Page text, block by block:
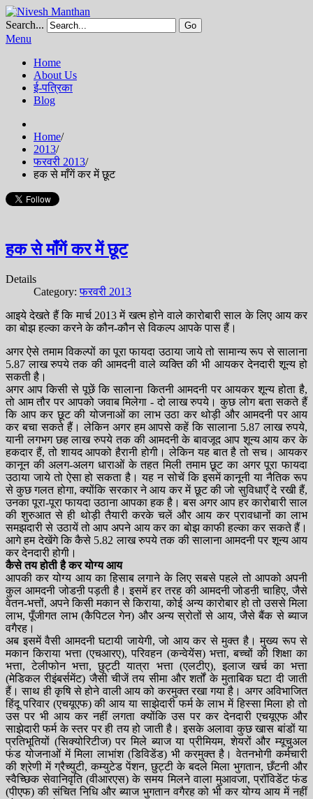
Search... Go
Menu
Home
About Us
ई-पत्रिका
Blog
Home/
2013/
फरवरी 2013/
हक से माँगें कर में छूट
हक से माँगें कर में छूट
Details
Category:फरवरी 2013
आइये देखते हैं कि मार्च 2013 में खत्म होने वाले कारोबारी साल के लिए आय कर
का बोझ हल्का करने के कौन-कौन से विकल्प आपके पास हैं।
अगर ऐसे तमाम विकल्पों का पूरा फायदा उठाया जाये तो सामान्य रूप से सालाना
5.87 लाख रुपये तक की आमदनी वाले व्यक्ति की भी आयकर देनदारी शून्य हो
सकती है।
अगर आप किसी से पूछें कि सालाना कितनी आमदनी पर आयकर शून्य होता है,
तो आम तौर पर आपको जवाब मिलेगा - दो लाख रुपये। कुछ लोग बता सकते हैं
कि आप कर छूट की योजनाओं का लाभ उठा कर थोड़ी और आमदनी पर आय
कर बचा सकते हैं। लेकिन अगर हम आपसे कहें कि सालाना 5.87 लाख रुपये,
यानी लगभग छह लाख रुपये तक की आमदनी के बावजूद आप शून्य आय कर के
हकदार हैं, तो शायद आपको हैरानी होगी। लेकिन यह बात है तो सच। आयकर
कानून की अलग-अलग धाराओं के तहत मिली तमाम छूट का अगर पूरा फायदा
उठाया जाये तो ऐसा हो सकता है। यह न सोचें कि इसमें कानूनी या नैतिक रूप
से कुछ गलत होगा, क्योंकि सरकार ने आय कर में छूट की जो सुविधाएँ दे रखी हैं,
उनका पूरा-पूरा फायदा उठाना आपका हक है। बस अगर आप हर कारोबारी साल
की शुरुआत से ही थोड़ी तैयारी करके चलें और आय कर प्रावधानों का लाभ
समझदारी से उठायें तो आप अपने आय कर का बोझ काफी हल्का कर सकते हैं।
आगे हम देखेंगे कि कैसे 5.82 लाख रुपये तक की सालाना आमदनी पर शून्य आय
कर देनदारी होगी।
कैसे तय होती है कर योग्य आय
आपकी कर योग्य आय का हिसाब लगाने के लिए सबसे पहले तो आपको अपनी
कुल आमदनी जोडऩी पड़ती है। इसमें हर तरह की आमदनी जोडऩी चाहिए, जैसे
वेतन-भत्तों, अपने किसी मकान से किराया, कोई अन्य कारोबार हो तो उससे मिला
लाभ, पूँजीगत लाभ (कैपिटल गेन) और अन्य स्रोतों से आय, जैसे बैंक से ब्याज
वगैरह।
अब इसमें वैसी आमदनी घटायी जायेगी, जो आय कर से मुक्त है। मुख्य रूप से
मकान किराया भत्ता (एचआरए), परिवहन (कन्वेयेंस) भत्ता, बच्चों की शिक्षा का
भत्ता, टेलीफोन भत्ता, छुट्टी यात्रा भत्ता (एलटीए), इलाज खर्च का भत्ता
(मेडिकल रीइंबर्समेंट) जैसी चीजें तय सीमा और शर्तों के मुताबिक घटा दी जाती
हैं। साथ ही कृषि से होने वाली आय को करमुक्त रखा गया है। अगर अविभाजित
हिंदू परिवार (एचयूएफ) की आय या साझेदारी फर्म के लाभ में हिस्सा मिला हो तो
उस पर भी आय कर नहीं लगता क्योंकि उस पर कर देनदारी एचयूएफ और
साझेदारी फर्म के स्तर पर ही तय हो जाती है। इसके अलावा कुछ खास बांडों या
प्रतिभूतियों (सिक्योरिटीज) पर मिले ब्याज या प्रीमियम, शेयरों और म्यूचुअल
फंड योजनाओं में मिला लाभांश (डिविडेंड) भी करमुक्त है। वेतनभोगी कर्मचारी
की श्रेणी में ग्रैच्युटी, कम्युटेड पेंशन, छुट्टी के बदले मिला भुगतान, छँटनी और
स्वैच्छिक सेवानिवृति (वीआरएस) के समय मिलने वाला मुआवजा, प्रॉविडेंट फंड
(पीएफ) की संचित निधि और ब्याज भुगतान वगैरह को भी कर योग्य आय में नहीं